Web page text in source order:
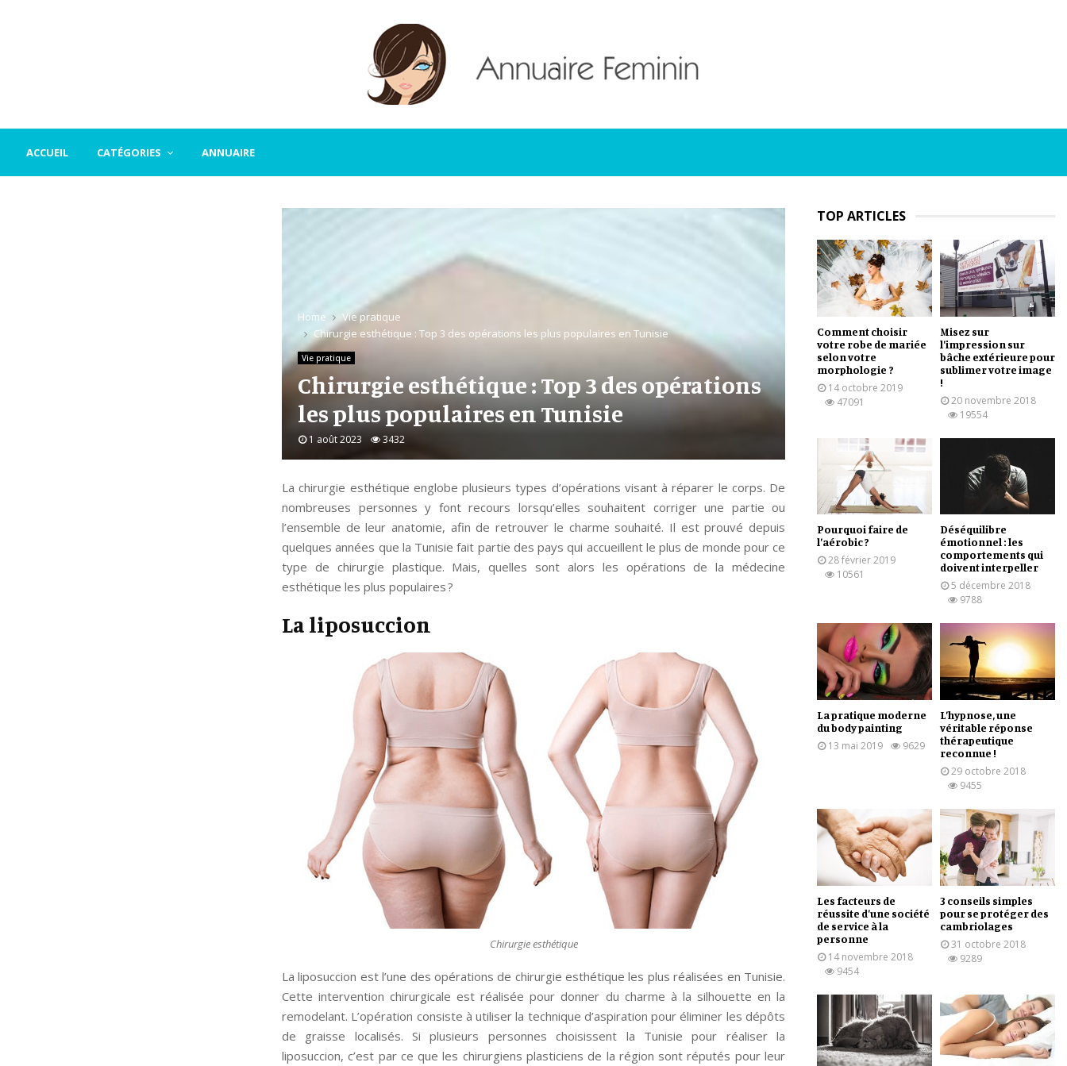
ACCUEIL CATÉGORIES ANNUAIRE
Home
Vie pratique
Chirurgie esthétique : Top 3 des opérations les plus populaires en Tunisie
Vie pratique
Chirurgie esthétique : Top 3 des opérations
les plus populaires en Tunisie
1 août 2023 3432
La chirurgie esthétique englobe plusieurs types d’opérations visant à réparer le corps. De
nombreuses personnes y font recours lorsqu’elles souhaitent corriger une partie ou
l’ensemble de leur anatomie, afin de retrouver le charme souhaité. Il est prouvé depuis
quelques années que la Tunisie fait partie des pays qui accueillent le plus de monde pour ce
type de chirurgie plastique. Mais, quelles sont alors les opérations de la médecine
esthétique les plus populaires ?
La liposuccion
Chirurgie esthétique
La liposuccion est l’une des opérations de chirurgie esthétique les plus réalisées en Tunisie.
Cette intervention chirurgicale est réalisée pour donner du charme à la silhouette en la
remodelant. L’opération consiste à utiliser la technique d’aspiration pour éliminer les dépôts
de graisse localisés. Si plusieurs personnes choisissent la Tunisie pour réaliser la
liposuccion, c’est par ce que les chirurgiens plasticiens de la région sont réputés pour leur
TOP ARTICLES
Comment choisir
votre robe de mariée
selon votre
morphologie ?
14 octobre 2019
47091
Misez sur
l’impression sur
bâche extérieure pour
sublimer votre image
!
20 novembre 2018
19554
Pourquoi faire de
l’aérobic ?
28 février 2019
10561
Déséquilibre
émotionnel : les
comportements qui
doivent interpeller
5 décembre 2018
9788
La pratique moderne
du body painting
13 mai 2019
9629
L’hypnose, une
véritable réponse
thérapeutique
reconnue !
29 octobre 2018
9455
Les facteurs de
réussite d’une société
de service à la
personne
14 novembre 2018
9454
3 conseils simples
pour se protéger des
cambriolages
31 octobre 2018
9289